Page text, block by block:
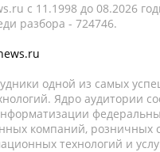
c 11.1998 до 08.2026
разбора - 724746.
одной из самых
Ядро аудитории
компаний, розничных
технологий и